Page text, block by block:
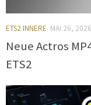
ETS2 INNERE MAI 26, 2026
Neue Actros
ETS2